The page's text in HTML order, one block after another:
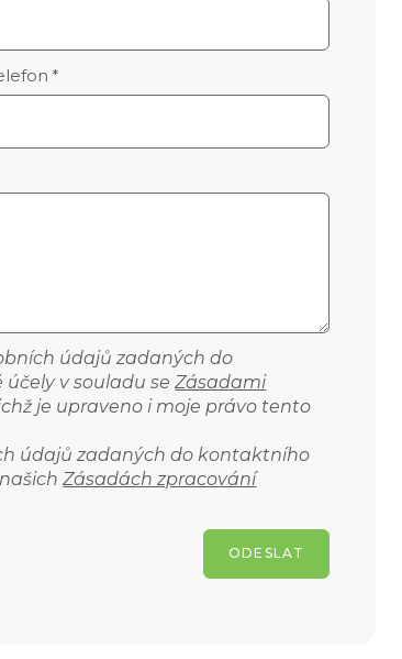
*
údajů zadaných do
v souladu seZásadami
je upraveno i moje právo tento
údajů zadaných do kontaktního
našichZásadách zpracování
ODESLAT